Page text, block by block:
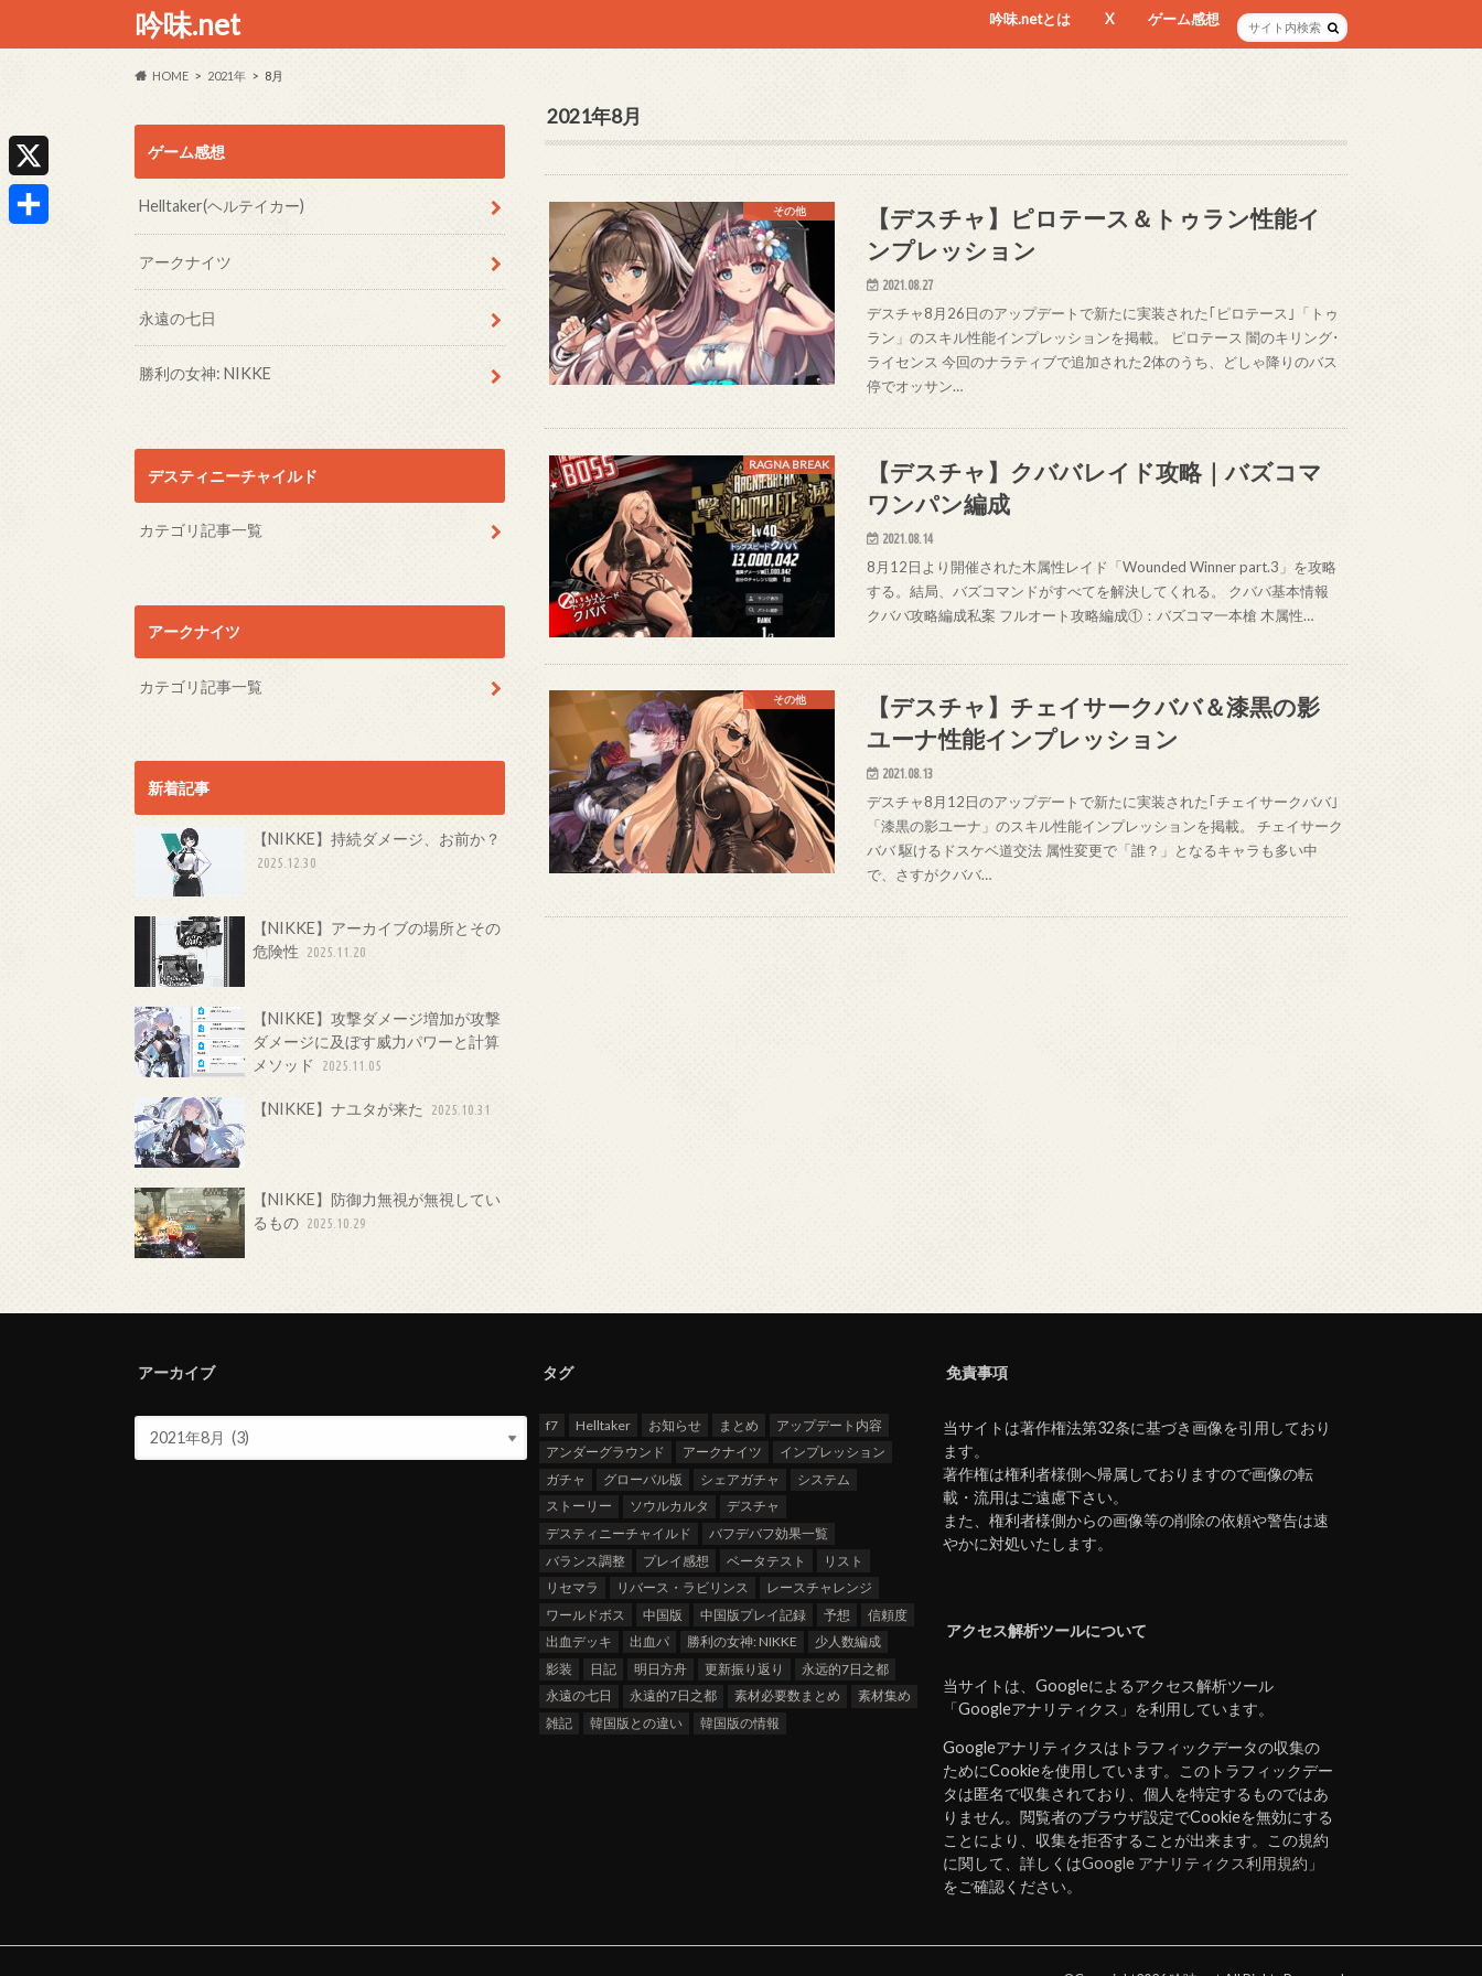
吟味.net 吟味.netとは X ゲーム感想
HOME 2021年 8月
2021年8月
その他
【デスチャ】ピロテース＆トゥラン性能イ
ンプレッション
2021.08.27
デスチャ8月26日のアップデートで新たに実装された｢ピロテース｣「トゥ
ラン」のスキル性能インプレッションを掲載。 ピロテース 闇のキリング･
ライセンス 今回のナラティブで追加された2体のうち、どしゃ降りのバス
停でオッサン…
RAGNA BREAK
【デスチャ】クババレイド攻略｜バズコマ
ワンパン編成
2021.08.14
8月12日より開催された木属性レイド「Wounded Winner part.3」を攻略
する。結局、バズコマンドがすべてを解決してくれる。 クババ基本情報
クババ攻略編成私案 フルオート攻略編成①：バズコマ一本槍 木属性…
その他
【デスチャ】チェイサークババ＆漆黒の影
ユーナ性能インプレッション
2021.08.13
デスチャ8月12日のアップデートで新たに実装された｢チェイサークババ｣
「漆黒の影ユーナ」のスキル性能インプレッションを掲載。 チェイサーク
ババ 駆けるドスケベ道交法 属性変更で「誰？」となるキャラも多い中
で、さすがクババ…
ゲーム感想
Helltaker(ヘルテイカー)
アークナイツ
永遠の七日
勝利の女神: NIKKE
デスティニーチャイルド
カテゴリ記事一覧
アークナイツ
カテゴリ記事一覧
新着記事
【NIKKE】持続ダメージ、お前か？
2025.12.30
【NIKKE】アーカイブの場所とその
危険性
2025.11.20
【NIKKE】攻撃ダメージ増加が攻撃
ダメージに及ぼす威力パワーと計算
メソッド
2025.11.05
【NIKKE】ナユタが来た 2025.10.31
【NIKKE】防御力無視が無視してい
るもの 2025.10.29
アーカイブ タグ
f7 Helltaker お知らせ まとめ
アップデート内容
アンダーグラウンド
アークナイツ
インプレッション
ガチャ
グローバル版 シェアガチャ
システム
ストーリー
ソウルカルタ
デスチャ
デスティニーチャイルド
バフデバフ効果一覧
バランス調整
プレイ感想 ベータテスト
リスト
リセマラ
リバース・ラビリンス
レースチャレンジ
ワールドボス
中国版 中国版プレイ記録 予想
信頼度
出血デッキ
出血パ 勝利の女神: NIKKE
少人数編成
影装
日記 明日方舟 更新振り返り
永远的7日之都
永遠の七日
永遠的7日之都 素材必要数まとめ
素材集め
雑記
韓国版との違い 韓国版の情報
免責事項
当サイトは著作権法第32条に基づき画像を引用しており
ます。
著作権は権利者様側へ帰属しておりますので画像の転
載・流用はご遠慮下さい。
また、権利者様側からの画像等の削除の依頼や警告は速
やかに対処いたします。
アクセス解析ツールについて
当サイトは、Googleによるアクセス解析ツール
「Googleアナリティクス」を利用しています。
Googleアナリティクスはトラフィックデータの収集の
ためにCookieを使用しています。このトラフィックデー
タは匿名で収集されており、個人を特定するものではあ
りません。閲覧者のブラウザ設定でCookieを無効にする
ことにより、収集を拒否することが出来ます。この規約
に関して、詳しくはGoogle アナリティクス利用規約」
をご確認ください。
X